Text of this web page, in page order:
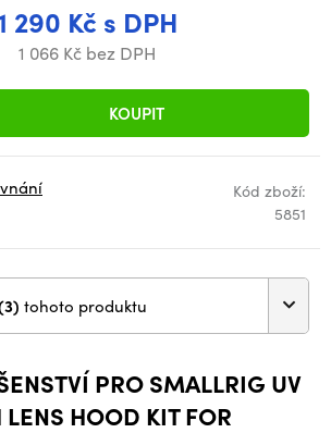
290 Kč s DPH
1 066 Kč bez DPH
KOUPIT
Kód zboží:
5851
varianty (3) tohoto produktu
PRO SMALLRIG UV
LENS HOOD KIT FOR